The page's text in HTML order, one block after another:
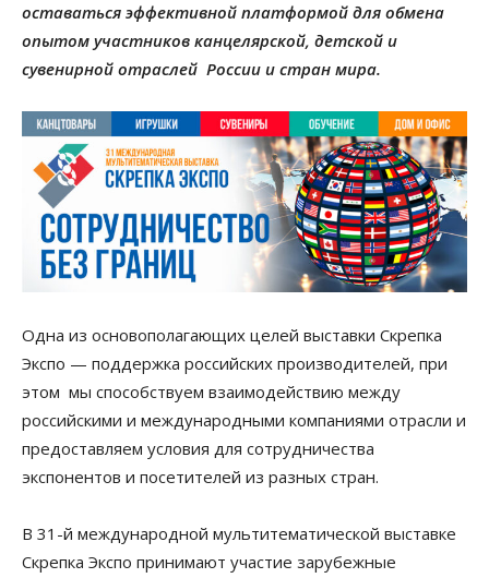
оставаться эффективной платформой для обмена
опытом участников канцелярской, детской и
сувенирной отраслей России и стран мира.
Одна из основополагающих целей выставки Скрепка
Экспо — поддержка российских производителей, при
этом мы способствуем взаимодействию между
российскими и международными компаниями отрасли и
предоставляем условия для сотрудничества
экспонентов и посетителей из разных стран.
В 31-й международной мультитематической выставке
Скрепка Экспо принимают участие зарубежные